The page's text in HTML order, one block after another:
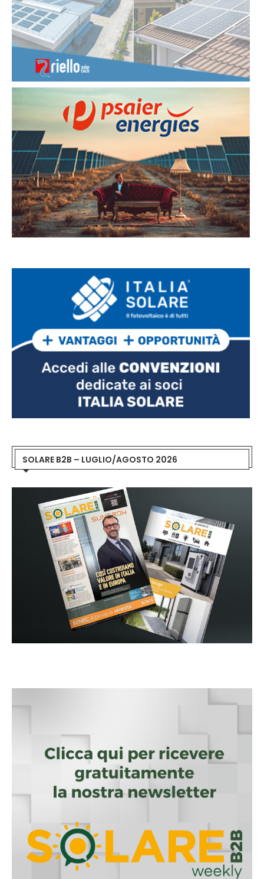
SOLARE B2B – LUGLIO/AGOSTO 2026